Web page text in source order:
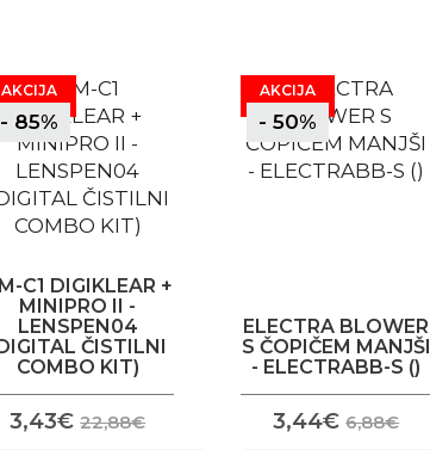
AKCIJA
- 85%
C1 DIGIKLEAR +
MINIPRO II -
LENSPEN04
ČISTILNI
COMBO KIT)
3,43€ 22,88€
AKCIJA
- 50%
ELECTRA BLOWER
S ČOPIČEM MANJŠI
- ELECTRABB-S ()
3,44€ 6,88€